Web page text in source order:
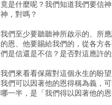
竟是什麼呢？我們知道我們要信
神，對嗎？
我們至少要聽聽神所啟示的、所
的恩、他要賜給我們的，從各方
們是信還是不信？是否對這應許
我們來看看保羅對這個永生的盼
我們可以因著他的恩得稱為義，
哪一半，是「我們得以因著他的